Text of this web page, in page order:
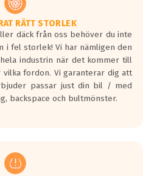
brukar
det finnas
vågar. Hög
svarta vågor
om det är
år 2016.
är redan
RÄTT STORLEK
däck från oss behöver du inte
i fel storlek! Vi har nämligen den
industrin när det kommer till
fordon. Vi garanterar dig att
passar just din bil / med
backspace och bultmönster.